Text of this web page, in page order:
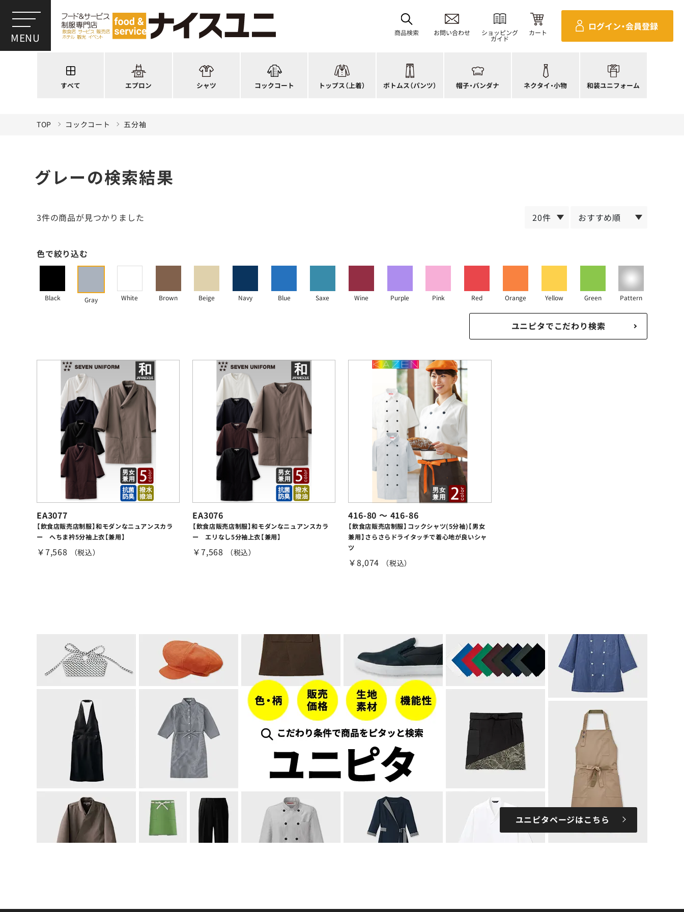
商品検索 お問い合わせ ショッピング
ガイド
カート
ログイン・会員登録
すべて エプロン
ワンショルダー
前後合わせ
ラップエプロン
シャツ
ウイングカラー
オープンカラー
ポロシャツ
和風シャツ(Asian)
コックコート
レディース
ジップ・ファスナータイプ
ファッション
キッズ
トップス（上着）
カットソー
ジャンバー
ボトムス（パンツ）
和風パンツ・スカート
キュロット
厨房シューズ
フロアシューズ
帽子・バンダナ
バンダナ
和帽子
衛生帽子
ヘアネット
ネクタイ・小物
四角巾
ポーチ・バッグ
リボン・スカーフ
クロスタイ
和装ユニフォーム
セパレボトムス(パンツ、スカート)
帯
きもの
TOP コックコート 五分袖
グレーの検索結果
3件の商品が見つかりました
色で絞り込む
Black Gray White Brown Beige Navy Blue Saxe Wine Purple Pink Red Orange Yellow Green Pattern
ユニピタでこだわり検索
EA3077
【飲食店販売店制服】和モダンなニュアンスカラ
ー へちま衿5分袖上衣【兼用】
￥7,568 （税込）
EA3076
【飲食店販売店制服】和モダンなニュアンスカラ
ー エリなし5分袖上衣【兼用】
￥7,568 （税込）
416-80 ～ 416-86
【飲食店販売店制服】コックシャツ(5分袖)【男女
兼用】さらさらドライタッチで着心地が良いシャ
ツ
￥8,074 （税込）
ユニピタページはこちら